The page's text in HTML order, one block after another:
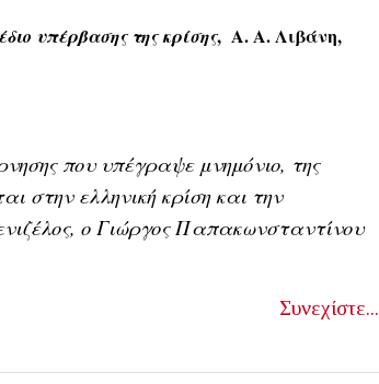
υπέρβασης της κρίσης, Α. Α. Λιβάνη,
που υπέγραψε μνημόνιο, της
στην ελληνική κρίση και την
ο Γιώργος Παπακωνσταντίνου
Συνεχίστε...